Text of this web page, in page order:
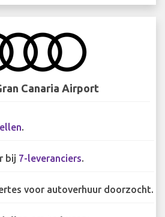
Canaria Airport
.
bij 7-leveranciers.
voor autoverhuur doorzocht.